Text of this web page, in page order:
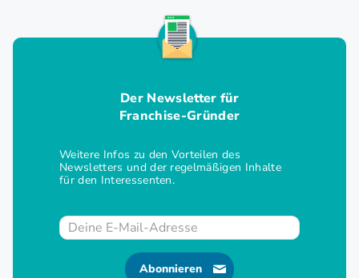
Der Newsletter für
Franchise-Gründer
Weitere Infos zu den Vorteilen des
Newsletters und der regelmäßigen Inhalte
für den Interessenten.
Abonnieren